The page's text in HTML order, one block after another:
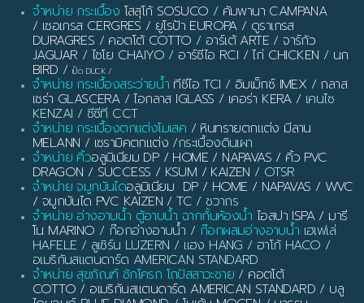
จำหน่าย กระเบื้อง โสสุโก้ SOSUCO / คัมพานา CAMPANA
/ เซอเกรส CERGRES / ยูโรป้า EUROPA/ ดูราเกรส
DURAGRES / คอตโต้ COTTO / อาร์เต้ ARTE /จาร์กัว
JAGUAR / ไชโย CHAIYO / อาร์ซีไอ RCI /ไก่ CHICKEN / นก
BIRD / เป็ด DUCK /
จำหน่าย กระเบื้องสระว่ายน้ำ ทีซีไอ TCI / อิมเม็กซ์ IMEX/ กลาส
เซร่า GLASCERA/ไอกลาส IGLASS / เคอร่า KERA/ เคนไซ
KENZAI / ซีซีที CCT
จำหน่าย กระเบื้องตกแต่งโมเสค / หินทรายตกแต่ง มีลาน
MELANN / เซรามิคตกแต่ง /กระเบื้องดินเผา
จำหน่าย คิ้วอลูมิเนียม DP / HOME / NAPAVAS / คิ้ว PVC
DRAGON / SUCCESS / KSUM / KAIZEN / OTSR
จำหน่าย จมูกบันไดอลูมิเนียม DP / HOME / NAPAVAS / WVC
/ จมูกบันได PVC KAIZEN / TC / ชวากร
จำหน่าย อ่างอาบน้ำ ตู้อาบน้ำ ฉากกั้นห้องน้ำ ไอสปา ISPA / มารี
โน MARINO / ก๊อกอ่างอาบน้ำ / ก๊อกผสมอ่างอาบน้ำ เฮเฟเล่
HAFELE / ลูเซิร์น LUZERN / แฮง HANG / ฮาโก้ HACO /
อเมริกันสแตนดาร์ด AMERICAN STANDARD
จำหน่าย สุขภัณฑ์ ชักโครก โถปัสสาวะชาย / คอตโต้
COTTO / อเมริกันสแตนดาร์ด AMERICAN STANDARD / บลู